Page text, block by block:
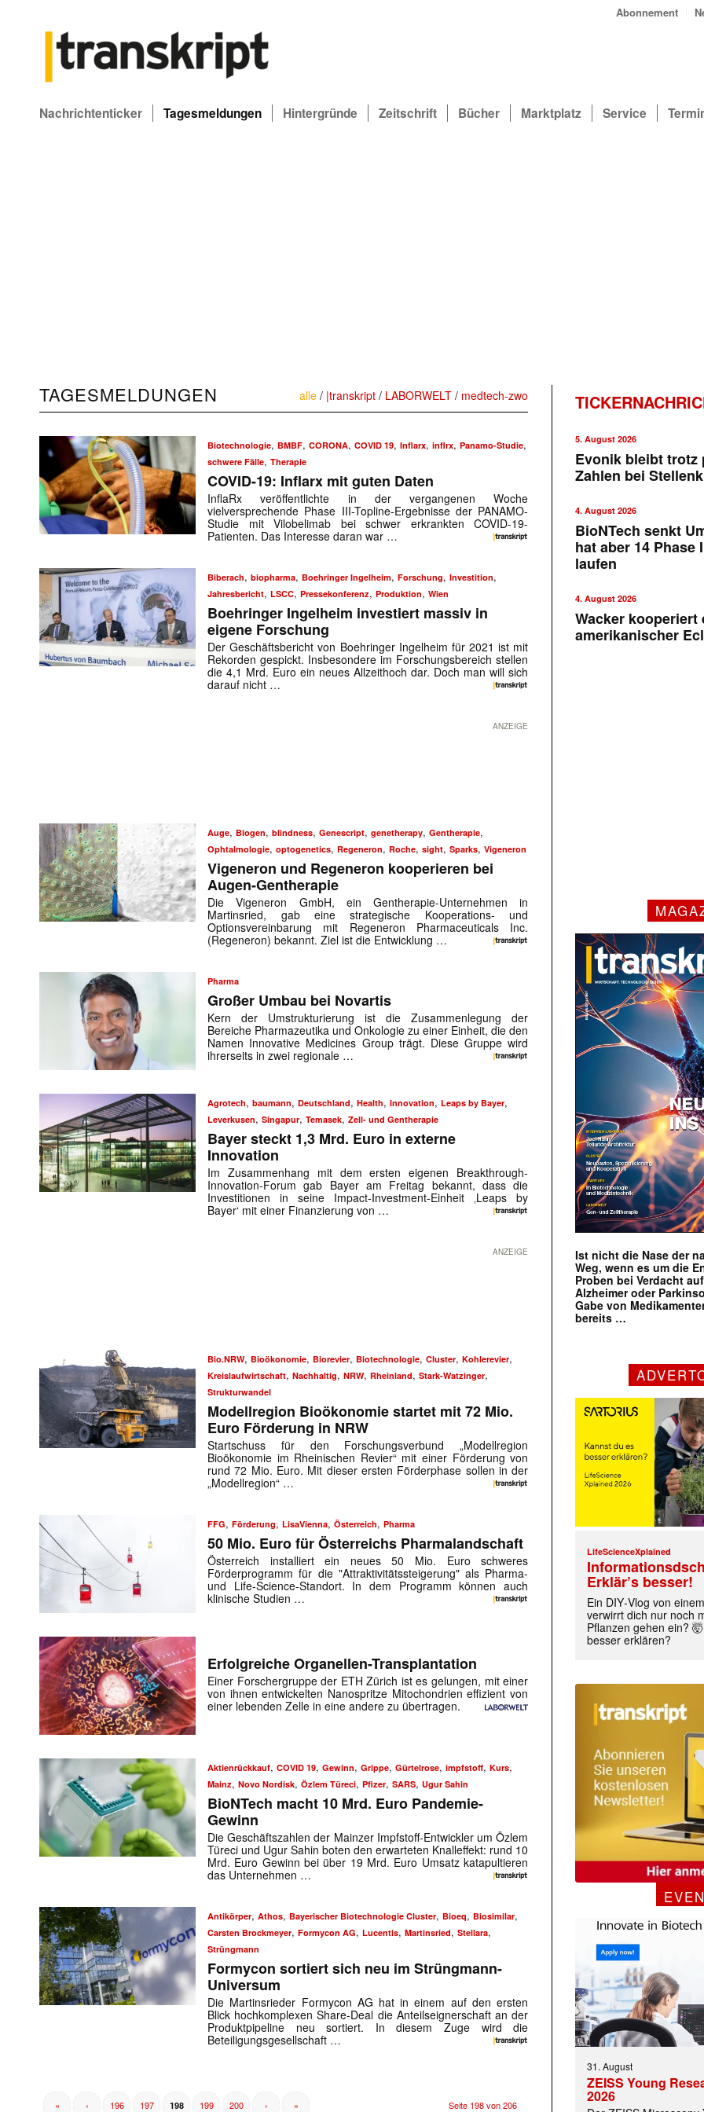
Mit dem |transkript-Newsletter jede Woche aktuell
E-
(erforderlich)
Abonnement
Nachrichtenticker Tagesmeldungen Hintergründe Zeitschrift Bücher Marktplatz Service
TAGESMELDUNGEN alle / |transkript / LABORWELT / medtech-zwo
Biotechnologie,BMBF,CORONA,COVID 19,Inflarx,inflrx,Panamo-Studie,
schwere Fälle,Therapie
COVID-19: Inflarx mit guten Daten
InflaRx veröffentlichte in der vergangenen Woche
vielversprechende Phase III-Topline-Ergebnisse der PANAMO-
Studie mit Vilobelimab bei schwer erkrankten COVID-19-
Patienten. Das Interesse daran war …
Biberach,biopharma,Boehringer Ingelheim,Forschung,Investition,
Jahresbericht,LSCC,Pressekonferenz,Produktion,Wien
Boehringer Ingelheim investiert massiv in
eigene Forschung
Der Geschäftsbericht von Boehringer Ingelheim für 2021 ist mit
Rekorden gespickt. Insbesondere im Forschungsbereich stellen
die 4,1 Mrd. Euro ein neues Allzeithoch dar. Doch man will sich
darauf nicht …
ANZEIGE
Auge,Biogen,blindness,Genescript,genetherapy,Gentherapie,
Ophtalmologie,optogenetics,Regeneron,Roche,sight,Sparks,Vigeneron
Vigeneron und Regeneron kooperieren bei
Augen-Gentherapie
Die Vigeneron GmbH, ein Gentherapie-Unternehmen in
Martinsried, gab eine strategische Kooperations- und
Optionsvereinbarung mit Regeneron Pharmaceuticals Inc.
(Regeneron) bekannt. Ziel ist die Entwicklung …
Pharma
Großer Umbau bei Novartis
Kern der Umstrukturierung ist die Zusammenlegung der
Bereiche Pharmazeutika und Onkologie zu einer Einheit, die den
Namen Innovative Medicines Group trägt. Diese Gruppe wird
ihrerseits in zwei regionale …
Agrotech,baumann,Deutschland,Health,Innovation,Leaps by Bayer,
Leverkusen,Singapur,Temasek,Zell- und Gentherapie
Bayer steckt 1,3 Mrd. Euro in externe
Innovation
Im Zusammenhang mit dem ersten eigenen Breakthrough-
Innovation-Forum gab Bayer am Freitag bekannt, dass die
Investitionen in seine Impact-Investment-Einheit ‚Leaps by
Bayer‘ mit einer Finanzierung von …
ANZEIGE
Bio.NRW,Bioökonomie,Biorevier,Biotechnologie,Cluster,Kohlerevier,
Kreislaufwirtschaft,Nachhaltig,NRW,Rheinland,Stark-Watzinger,
Strukturwandel
Modellregion Bioökonomie startet mit 72 Mio.
Euro Förderung in NRW
Startschuss für den Forschungsverbund „Modellregion
Bioökonomie im Rheinischen Revier“ mit einer Förderung von
rund 72 Mio. Euro. Mit dieser ersten Förderphase sollen in der
„Modellregion“ …
FFG,Förderung,LisaVienna,Österreich,Pharma
50 Mio. Euro für Österreichs Pharmalandschaft
Österreich installiert ein neues 50 Mio. Euro schweres
Förderprogramm für die "Attraktivitätssteigerung" als Pharma-
und Life-Science-Standort. In dem Programm können auch
klinische Studien …
Erfolgreiche Organellen-Transplantation
Einer Forschergruppe der ETH Zürich ist es gelungen, mit einer
von ihnen entwickelten Nanospritze Mitochondrien effizient von
einer lebenden Zelle in eine andere zu übertragen.
Aktienrückkauf,COVID 19,Gewinn,Grippe,Gürtelrose,impfstoff,Kurs,
Mainz,Novo Nordisk,Özlem Türeci,Pfizer,SARS,Ugur Sahin
BioNTech macht 10 Mrd. Euro Pandemie-
Gewinn
Die Geschäftszahlen der Mainzer Impfstoff-Entwickler um Özlem
Türeci und Ugur Sahin boten den erwarteten Knalleffekt: rund 10
Mrd. Euro Gewinn bei über 19 Mrd. Euro Umsatz katapultieren
das Unternehmen …
Antikörper,Athos,Bayerischer Biotechnologie Cluster,Bioeq,Biosimilar,
Carsten Brockmeyer,Formycon AG,Lucentis,Martinsried,Stellara,
Strüngmann
Formycon sortiert sich neu im Strüngmann-
Universum
Die Martinsrieder Formycon AG hat in einem auf den ersten
Blick hochkomplexen Share-Deal die Anteilseignerschaft an der
Produktpipeline neu sortiert. In diesem Zuge wird die
Beteiligungsgesellschaft …
Seite 198 von 206
« ‹ 196 197 198 199 200 › »
5. August 2026
Evonik bleibt trotz
Zahlen bei
4. August 2026
BioNTech senkt
hat aber 14 Phase
laufen
4. August 2026
Wacker kooperiert
amerikanischer
Ist nicht die Nase der
Weg, wenn es um die
Proben bei Verdacht
Alzheimer oder
Gabe von
bereits …
LifeScienceXplained
Erklär’s besser!
Ein DIY‑Vlog von
verwirrt dich nur noch
Pflanzen gehen ein?
besser erklären?
31. August
ZEISS Young
2026